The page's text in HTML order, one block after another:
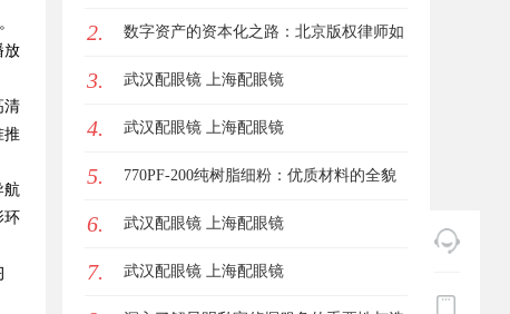
放
清
推
航
环
代
2. 数字资产的资本化之路：北京版权律师如
何让“IP”变“现金流”
3. 武汉配眼镜 上海配眼镜
4. 武汉配眼镜 上海配眼镜
5. 770PF-200纯树脂细粉：优质材料的全貌
与应用
6. 武汉配眼镜 上海配眼镜
7. 武汉配眼镜 上海配眼镜